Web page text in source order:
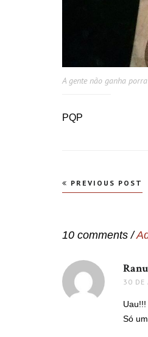
A gente não ganha
PQP
Navegação
PREVIOUS POST
10 comments /
30 DE
Uau!!!
Só